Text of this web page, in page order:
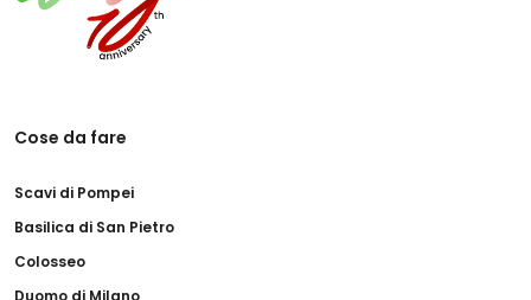
Cose da fare
Scavi di Pompei
Basilica di San Pietro
Colosseo